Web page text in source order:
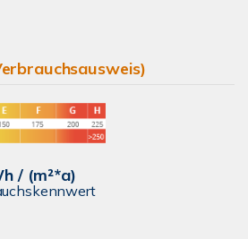
/ (m²*a)